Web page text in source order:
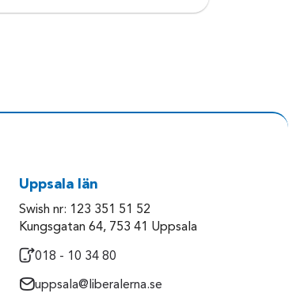
Uppsala län
Swish nr: 123 351 51 52
Kungsgatan 64, 753 41 Uppsala
018 - 10 34 80
uppsala@liberalerna.se